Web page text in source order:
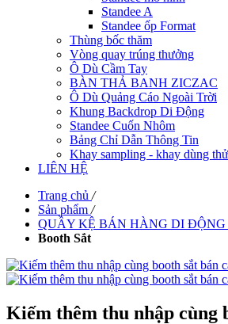
Standee A
Standee ốp Format
Thùng bốc thăm
Vòng quay trúng thưởng
Ô Dù Cầm Tay
BÀN THẢ BANH ZICZAC
Ô Dù Quảng Cáo Ngoài Trời
Khung Backdrop Di Động
Standee Cuốn Nhôm
Bảng Chỉ Dẫn Thông Tin
Khay sampling - khay dùng thử
LIÊN HỆ
Trang chủ /
Sản phẩm /
QUẦY KỆ BÁN HÀNG DI ĐỘNG
Booth Sắt
Kiếm thêm thu nhập cùng